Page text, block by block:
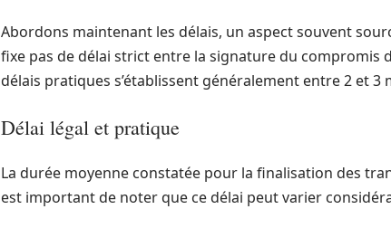
Abordons maintenant les délais, un aspect souvent
fixe pas de délai strict entre la signature du compromis
délais pratiques s’établissent généralement entre 2 et 3
Délai légal et pratique
La durée moyenne constatée pour la finalisation des
est important de noter que ce délai peut varier